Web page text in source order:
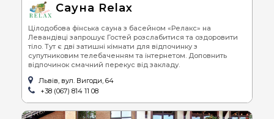
Cауна Relax
Цілодобова фінська сауна з басейном «Релакс» на
Левандівці запрошує Гостей розслабитися та оздоровити
тіло. Тут є дві затишні кімнати для відпочинку з
супутниковим телебаченням та інтернетом. Доповнить
відпочинок смачний перекус від закладу.
Львів, вул. Вигоди, 64
+38 (067) 814 11 08